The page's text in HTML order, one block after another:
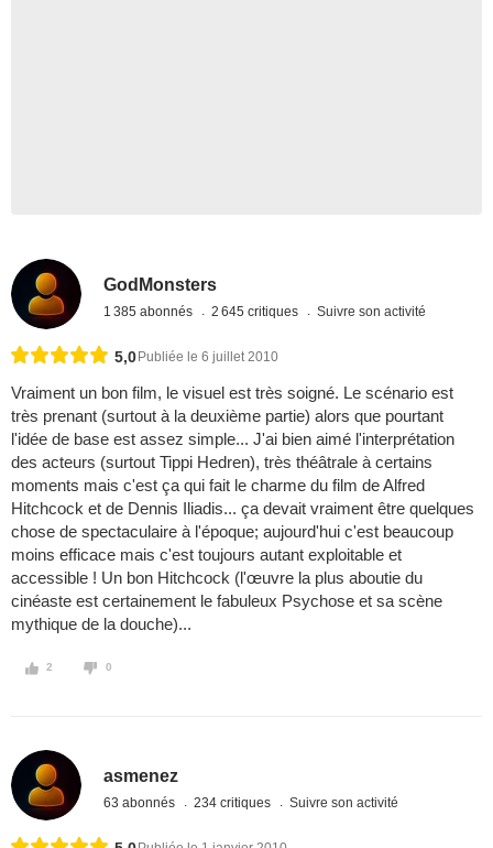
GodMonsters
1 385 abonnés 2 645 critiques Suivre son activité
5,0 Publiée le 6 juillet 2010
Vraiment un bon film, le visuel est très soigné. Le scénario est
très prenant (surtout à la deuxième partie) alors que pourtant
l'idée de base est assez simple... J'ai bien aimé l'interprétation
des acteurs (surtout Tippi Hedren), très théâtrale à certains
moments mais c'est ça qui fait le charme du film de Alfred
Hitchcock et de Dennis Iliadis... ça devait vraiment être quelques
chose de spectaculaire à l'époque; aujourd'hui c'est beaucoup
moins efficace mais c'est toujours autant exploitable et
accessible ! Un bon Hitchcock (l'œuvre la plus aboutie du
cinéaste est certainement le fabuleux Psychose et sa scène
mythique de la douche)...
2 0
asmenez
63 abonnés 234 critiques Suivre son activité